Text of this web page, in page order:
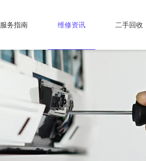
服务指南 维修资讯 二手回收